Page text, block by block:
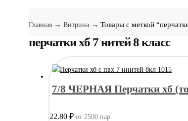
Главная → Витрина → Товары с меткой
перчатки хб 7 нитей 8 класс
7/8 ЧЕРНАЯ Перчатки хб
22.80 ₽ от 2500 пар